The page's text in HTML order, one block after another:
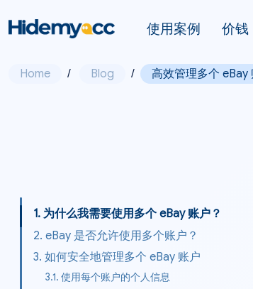
使用案例 价钱
Home / Blog / 高效管理多个 eBay
1. 为什么我需要使用多个 eBay 账户？
2. eBay 是否允许使用多个账户？
3. 如何安全地管理多个 eBay 账户
3.1. 使用每个账户的个人信息